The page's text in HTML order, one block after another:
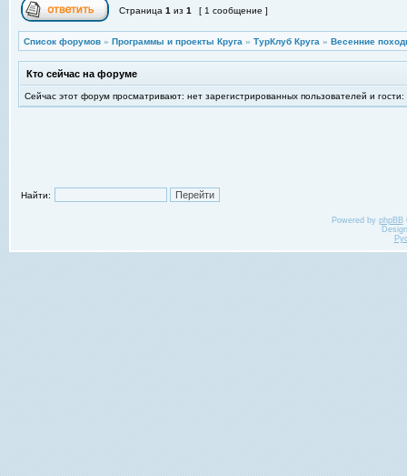
Страница 1 из 1 [ 1 сообщение ]
Список форумов » Программы и проекты Круга » ТурКлуб Круга » Весенние
Кто сейчас на форуме
Сейчас этот форум просматривают: нет зарегистрированных пользователей и гости:
Найти:
Powered by phpBB